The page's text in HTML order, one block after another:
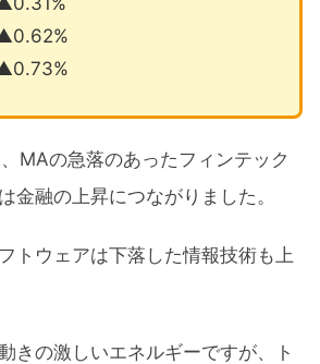
MAの急落のあったフィンテック
金融の上昇につながりました。
トウェアは下落した情報技術も上
きの激しいエネルギーですが、ト